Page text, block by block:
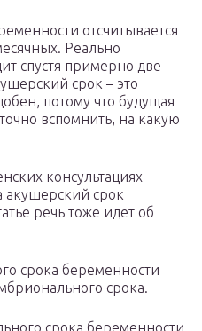
отсчитывается
Реально
спустя примерно две
срок – это
потому что будущая
вспомнить, на какую
консультациях
акушерский срок
речь тоже идет об
срока беременности
срока.
срока беременности